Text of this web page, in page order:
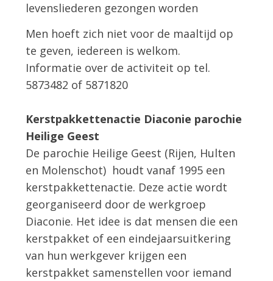
levensliederen gezongen worden
Men hoeft zich niet voor de maaltijd op
te geven, iedereen is welkom.
Informatie over de activiteit op tel.
5873482 of 5871820
Kerstpakkettenactie Diaconie parochie
Heilige Geest
De parochie Heilige Geest (Rijen, Hulten
en Molenschot) houdt vanaf 1995 een
kerstpakkettenactie. Deze actie wordt
georganiseerd door de werkgroep
Diaconie. Het idee is dat mensen die een
kerstpakket of een eindejaarsuitkering
van hun werkgever krijgen een
kerstpakket samenstellen voor iemand